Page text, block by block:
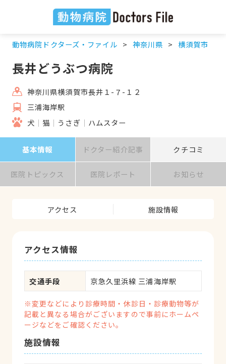
動物病院ドクターズ・ファイル 神奈川県 横須賀市
長井どうぶつ病院
神奈川県横須賀市長井１-７-１２
三浦海岸駅
犬
猫 うさぎ ハムスター
基本情報 ドクター紹介記事 クチコミ
医院トピックス 医院レポート お知らせ
アクセス 施設情報
アクセス情報
交通手段 京急久里浜線 三浦海岸駅
※変更などにより診療時間・休診日・診療動物等が
記載と異なる場合がございますので事前にホームペ
ージなどをご確認ください。
施設情報